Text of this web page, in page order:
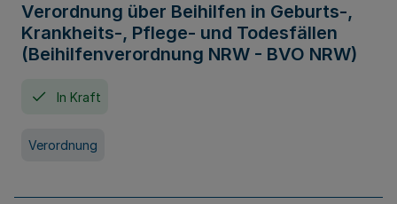
Verordnung über Beihilfen in Geburts-,
Krankheits-, Pflege- und Todesfällen
(Beihilfenverordnung NRW - BVO NRW)
In Kraft
Verordnung